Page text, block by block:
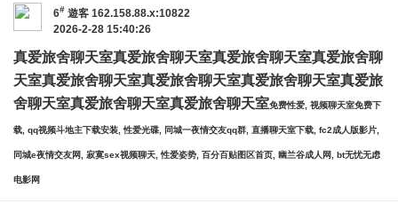
6# 遊客 162.158.88.x:10822
2026-2-28 15:40:26
真爱旅舍聊天室真爱旅舍聊天室真爱旅舍聊天室真爱旅舍聊
天室真爱旅舍聊天室真爱旅舍聊天室真爱旅舍聊天室真爱旅
舍聊天室真爱旅舍聊天室真爱旅舍聊天室免费性爱, 视频聊天室免费下
载, qq视频斗地主下载安装, 性爱光碟, 同城一夜情交友qq群, 直播聊天室下载, fc2成人版影片,
同城e夜情交友网, 寂寞sex视频聊天, 性爱姿势, 百分百贴图区首页, 幽兰谷成人网, bt无忧无虑
电影网